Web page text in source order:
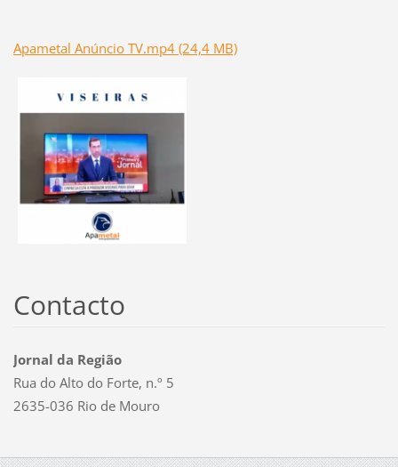
Apametal Anúncio TV.mp4 (24,4 MB)
Contacto
Jornal da Região
Rua do Alto do Forte, n.º 5
2635-036 Rio de Mouro